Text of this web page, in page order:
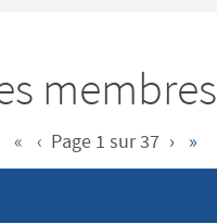
membres
« ‹ Page 1 sur 37 › »